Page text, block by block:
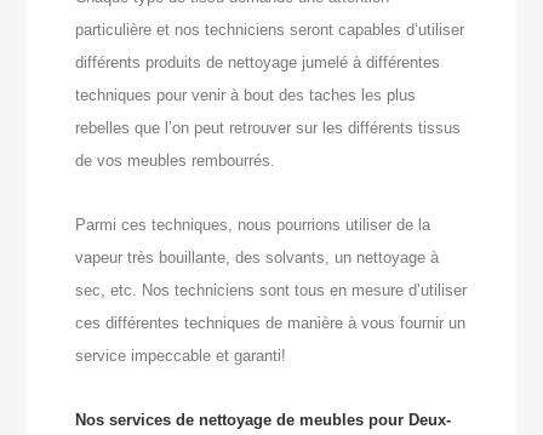
particulière et nos techniciens seront capables d’utiliser
différents produits de nettoyage jumelé à différentes
techniques pour venir à bout des taches les plus
rebelles que l’on peut retrouver sur les différents tissus
de vos meubles rembourrés.
Parmi ces techniques, nous pourrions utiliser de la
vapeur très bouillante, des solvants, un nettoyage à
sec, etc. Nos techniciens sont tous en mesure d’utiliser
ces différentes techniques de manière à vous fournir un
service impeccable et garanti!
Nos services de nettoyage de meubles pour Deux-